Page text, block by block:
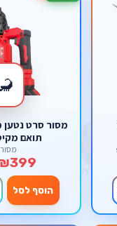
מסור סרט נטען
תואם
הוסף לסל